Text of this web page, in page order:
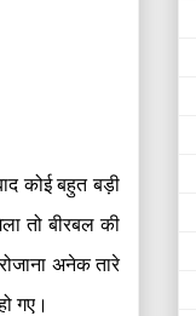
कोई बहुत बड़ी
तो बीरबल की
अनेक तारे
गए।